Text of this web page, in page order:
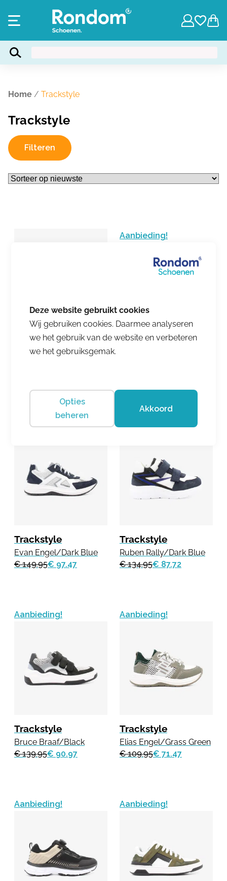
Home / Trackstyle
Trackstyle
Filteren
Trackstyle
Cris Cool/Olive
Aanbieding!
Aanbieding!
Trackstyle
Evan Engel/Dark Blue
€ 149.95€ 97.47
Aanbieding!
Trackstyle
Ruben Rally/Dark Blue
€ 134.95€ 87.72
Aanbieding!
Trackstyle
Bruce Braaf/Black
€ 139.95€ 90.97
Aanbieding!
Trackstyle
Elias Engel/Grass Green
€ 109.95€ 71.47
Aanbieding! Aanbieding!
Wij gebruiken cookies. Daarmee analyseren
we het gebruik van de website en verbeteren
we het gebruiksgemak.
Opties
beheren
Akkoord